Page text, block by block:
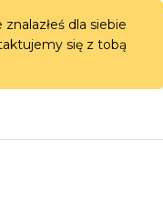
znalazłeś dla siebie
się z tobą